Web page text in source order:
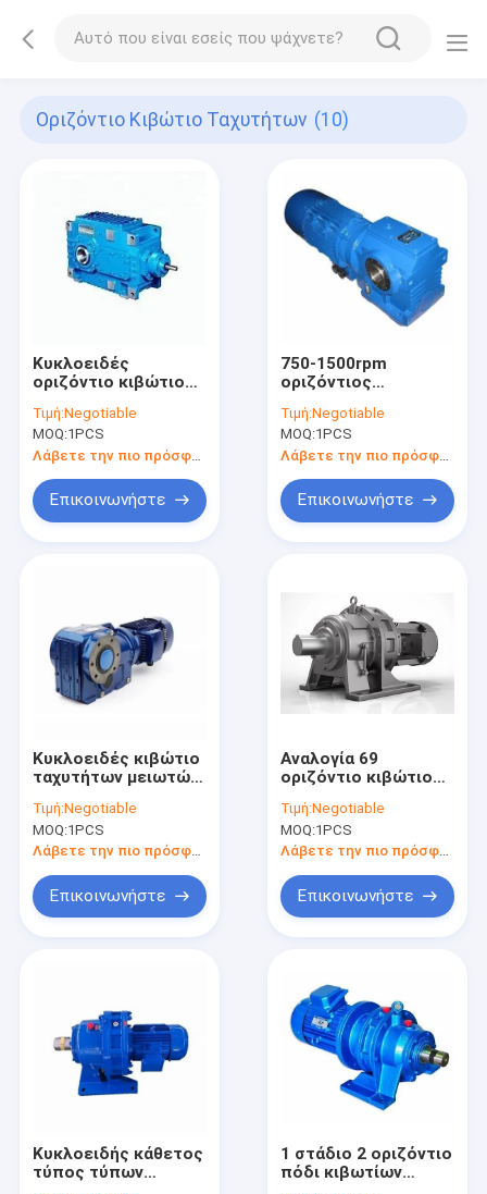
Οριζόντιο Κιβώτιο Ταχυτήτων (10)
Κυκλοειδές
οριζόντιο κιβώτιο
Τιμή:Negotiable
MOQ:1PCS
Λάβετε την πιο πρόσφατη τιμή
Επικοινωνήστε
750-1500rpm
οριζόντιος
παράλληλος κοίλος
άξονας κιβωτίων
ταχυτήτων
Τιμή:Negotiable
MOQ:1PCS
Επικοινωνήστε
Κυκλοειδές κιβώτιο
ταχυτήτων μειωτών
18000N.M
Τιμή:Negotiable
MOQ:1PCS
Λάβετε την πιο πρόσφατη τιμή
Επικοινωνήστε
Αναλογία 69
οριζόντιο κιβώτιο
1400rpm Bwd3 XWD1
Τιμή:Negotiable
MOQ:1PCS
Επικοινωνήστε
Κυκλοειδής κάθετος
τύπος τύπων
1 στάδιο 2 οριζόντιο
πόδι κιβωτίων